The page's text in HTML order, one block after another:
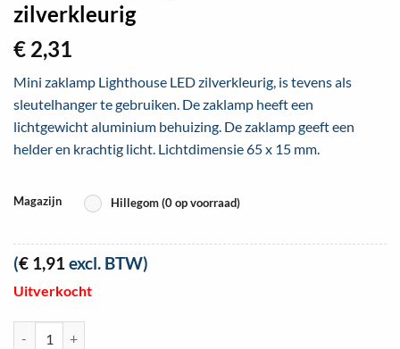
zilverkleurig
€ 2,31
Mini zaklamp Lighthouse LED zilverkleurig, is tevens als
sleutelhanger te gebruiken. De zaklamp heeft een
lichtgewicht aluminium behuizing. De zaklamp geeft een
helder en krachtig licht. Lichtdimensie 65 x 15 mm.
Magazijn Hillegom (0 op voorraad)
(€ 1,91excl. BTW)
Uitverkocht